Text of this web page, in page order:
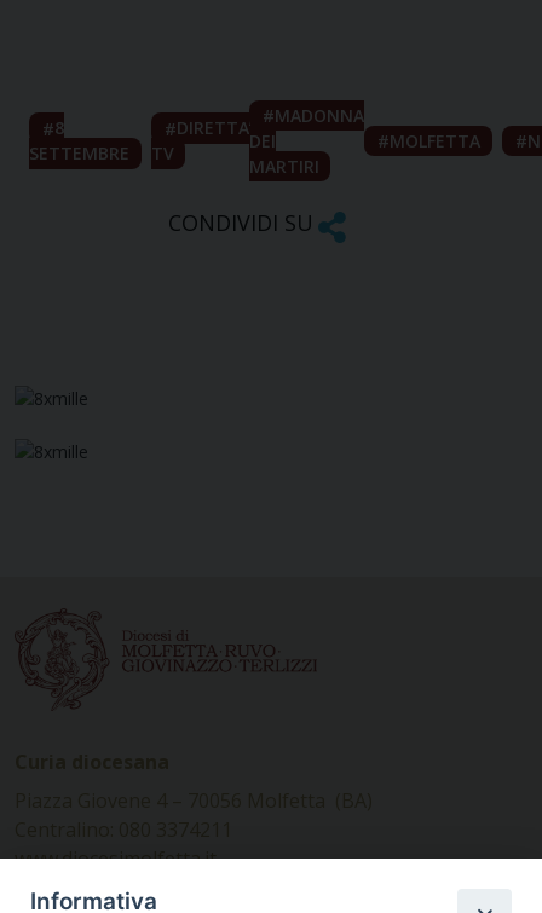
8
SETTEMBRE
DIRETTA
TV
MADONNA
DEI
MARTIRI
MOLFETTA
CONDIVIDI SU
www.diocesimolfetta.it –
diocesimolfetta@pec.chiesacattolica.it
Informativa